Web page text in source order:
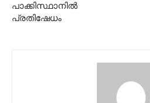
പാക്കിസ്ഥാനില്‍
പ്രതിഷേധം